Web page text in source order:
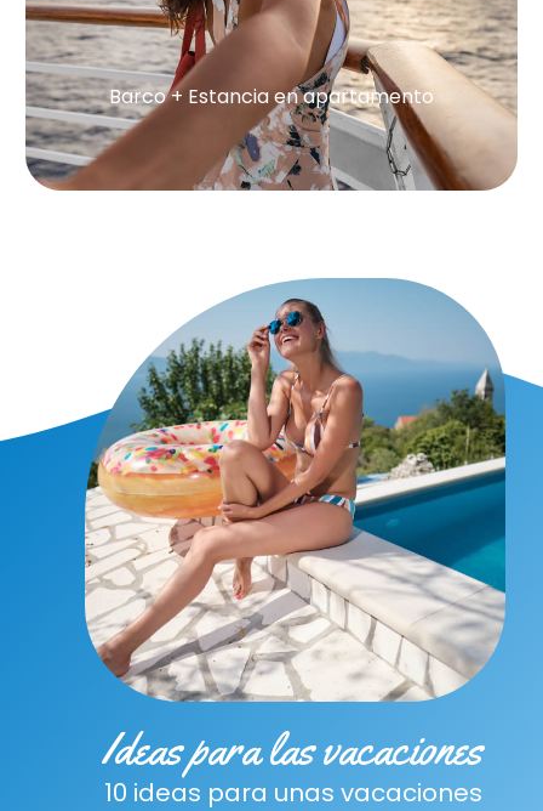
Barco + Estancia en apartamento
Ideas para las vacaciones
10 ideas para unas vacaciones